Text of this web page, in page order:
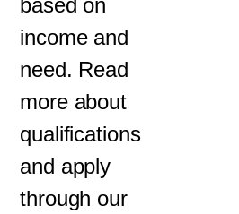
based on
income and
need. Read
more about
qualifications
and apply
through our